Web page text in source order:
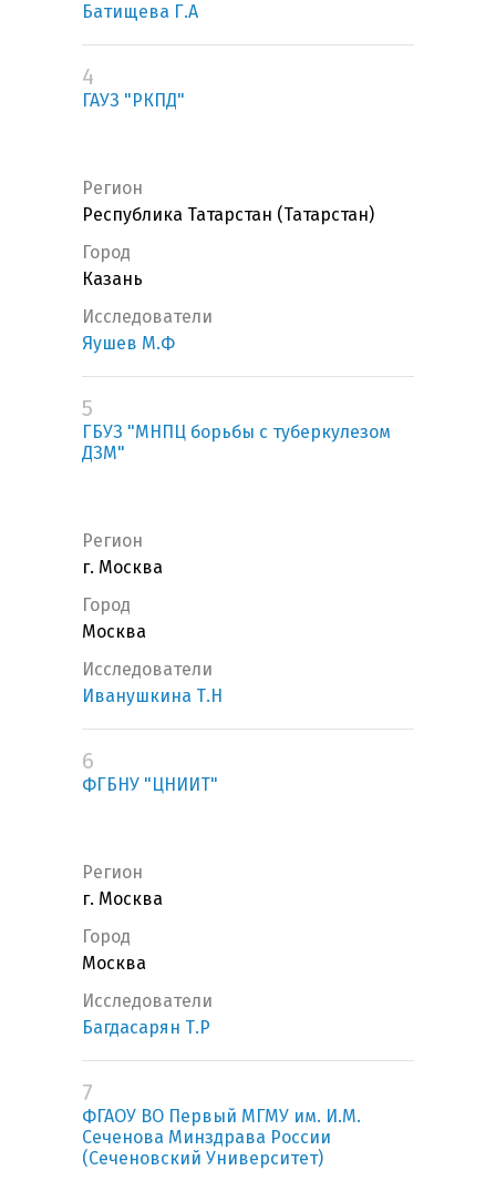
Батищева Г.А
4
ГАУЗ "РКПД"
Регион
Республика Татарстан (Татарстан)
Город
Казань
Исследователи
Яушев М.Ф
5
ГБУЗ "МНПЦ борьбы с туберкулезом
ДЗМ"
Регион
г. Москва
Город
Москва
Исследователи
Иванушкина Т.Н
6
ФГБНУ "ЦНИИТ"
Регион
г. Москва
Город
Москва
Исследователи
Багдасарян Т.Р
7
ФГАОУ ВО Первый МГМУ им. И.М.
Сеченова Минздрава России
(Сеченовский Университет)